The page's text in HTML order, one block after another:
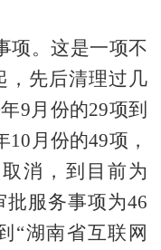
项。这是一项不
，先后清理过几
9月份的29项到
月份的49项，
消，到目前为
服务事项为46
“湖南省互联网